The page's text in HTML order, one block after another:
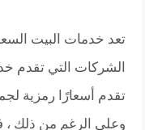
الشركات التي تقدم
تقدم أسعارًا رمزية
وعلى الرغم من ذلك ،